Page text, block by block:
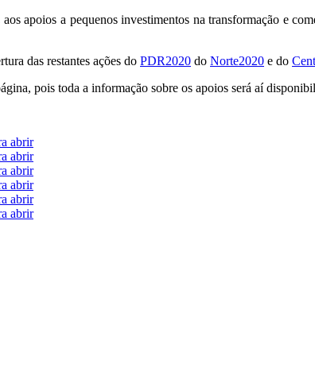
apoios a pequenos investimentos na transformação e
das restantes ações do PDR2020 do Norte2020 e do
pois toda a informação sobre os apoios será aí
abrir
abrir
abrir
abrir
abrir
abrir